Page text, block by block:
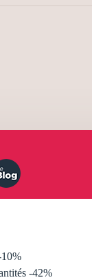
-42%